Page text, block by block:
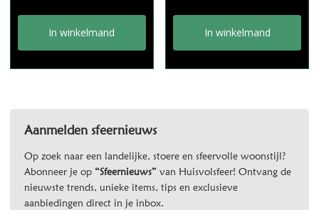
In winkelmand In winkelmand
Aanmelden sfeernieuws
Op zoek naar een landelijke, stoere en sfeervolle woonstijl?
Abonneer je op “Sfeernieuws” van Huisvolsfeer! Ontvang de
nieuwste trends, unieke items, tips en exclusieve
aanbiedingen direct in je inbox.